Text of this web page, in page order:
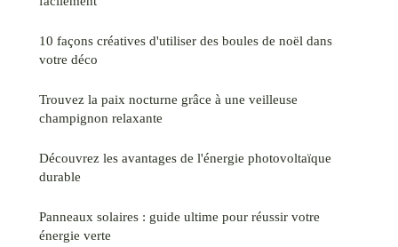
10 façons créatives d'utiliser des boules de noël dans
votre déco
Trouvez la paix nocturne grâce à une veilleuse
champignon relaxante
Découvrez les avantages de l'énergie photovoltaïque
durable
Panneaux solaires : guide ultime pour réussir votre
énergie verte